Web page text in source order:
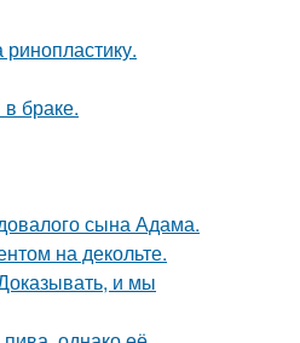
браке.
сына Адама.
на декольте.
и мы